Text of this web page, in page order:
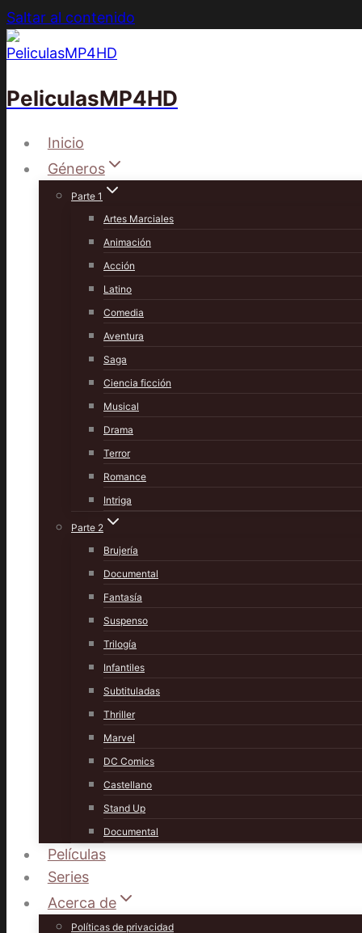
Saltar al contenido
PeliculasMP4HD
Inicio
Géneros
Parte 1
Artes Marciales
Animación
Acción
Latino
Comedia
Aventura
Saga
Ciencia ficción
Musical
Drama
Terror
Romance
Intriga
Parte 2
Brujería
Documental
Fantasía
Suspenso
Trilogía
Infantiles
Subtituladas
Thriller
Marvel
DC Comics
Castellano
Stand Up
Documental
Películas
Series
Acerca de
Políticas de privacidad